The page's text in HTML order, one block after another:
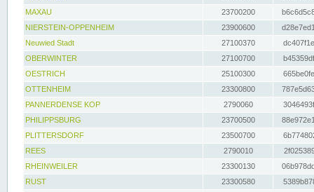
MAXAU
23700200
NIERSTEIN-OPPENHEIM
23900600
Neuwied Stadt
27100370
OBERWINTER
27100700
OESTRICH
25100300
OTTENHEIM
23300800
PANNERDENSE KOP
2790060
PHILIPPSBURG
23700500
PLITTERSDORF
23500700
REES
2790010
RHEINWEILER
23300130
RUST
23300580